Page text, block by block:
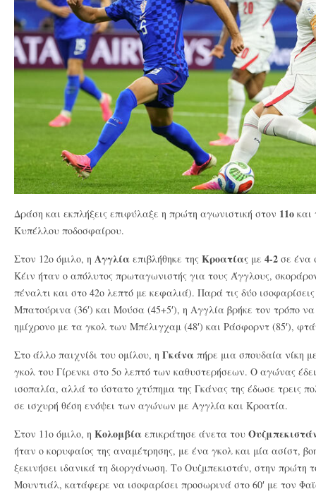
Δράση και εκπλήξεις επιφύλαξε η πρώτη αγωνιστική στον 11ο και
Κυπέλλου ποδοσφαίρου.
Στον 12ο όμιλο, η Αγγλία επιβλήθηκε της Κροατίας με 4-2 σε ένα
Κέιν ήταν ο απόλυτος πρωταγωνιστής για τους Άγγλους,
πέναλτι και στο 42ο λεπτό με κεφαλιά). Παρά τις δύο
Μπατούρινα (36′) και Μούσα (45+5′), η Αγγλία βρήκε τον τρόπο
ημίχρονο με τα γκολ των Μπέλιγχαμ (48′) και Ράσφορντ (85′),
Στο άλλο παιχνίδι του ομίλου, η Γκάνα πήρε μια σπουδαία νίκη
γκολ του Γίρενκι στο 5ο λεπτό των καθυστερήσεων. Ο αγώνας
ισοπαλία, αλλά το ύστατο χτύπημα της Γκάνας της έδωσε τρεις
σε ισχυρή θέση ενόψει των αγώνων με Αγγλία και Κροατία.
Στον 11ο όμιλο, η Κολομβία επικράτησε άνετα του
ήταν ο κορυφαίος της αναμέτρησης, με ένα γκολ και μία ασίστ,
ξεκινήσει ιδανικά τη διοργάνωση. Το Ουζμπεκιστάν, στην πρώτη
Μουντιάλ, κατάφερε να ισοφαρίσει προσωρινά στο 60′ με τον